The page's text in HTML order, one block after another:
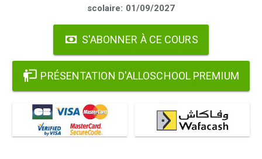
scolaire: 01/09/2027
S'ABONNER À CE COURS
PRÉSENTATION D'ALLOSCHOOL PREMIUM